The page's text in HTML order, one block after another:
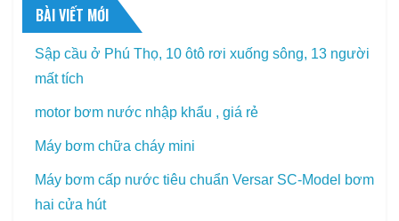
BÀI VIẾT MỚI
Sập cầu ở Phú Thọ, 10 ôtô rơi xuống sông, 13 người
mất tích
motor bơm nước nhập khẩu , giá rẻ
Máy bơm chữa cháy mini
Máy bơm cấp nước tiêu chuẩn Versar SC-Model bơm
hai cửa hút